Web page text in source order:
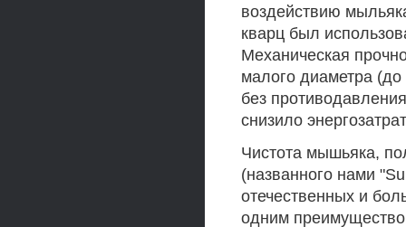
воздействию
кварц был
Механическая
малого диаметра (до
без
снизило
Чистота мышьяка,
(названного нами
отечественных и
одним